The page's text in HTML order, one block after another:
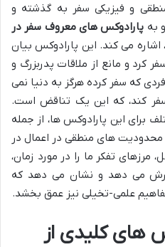
و فیزیکی سفر به گذشته و
به پارادوکس های معروف سفر در
اشاره می کند. این پارادوکس بیان
کرد و مانع از ملاقات پدربزرگ و
که سفر کرده هرگز به دنیا نمی
کند، که این یک تناقض است.
برای این پارادوکس ها، از جمله
محدودیت های منطقی در اعمال در
تفکر ما را در مورد زمان،
می دهد و نشان می دهد که
علمی-تخیلی نیز عمق بخشد.
های کلیدی از